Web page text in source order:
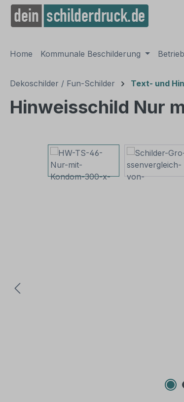
Zur Hauptnavigation springen
Home Kommunale Beschilderung
Dekoschilder / Fun-Schilder Text- und
Hinweisschild Nur
Bildergalerie überspringen